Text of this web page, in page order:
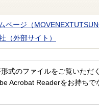
ページ（
（外部サイト）
式のファイルをご覧いただ
Acrobat Readerをお持ち